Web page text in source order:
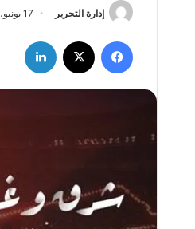
إدارة التحرير 17 يونيو، 2026